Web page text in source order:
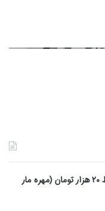
خرید مهره مار اصل فقط ۲۰ هزار تومان (مهره مار